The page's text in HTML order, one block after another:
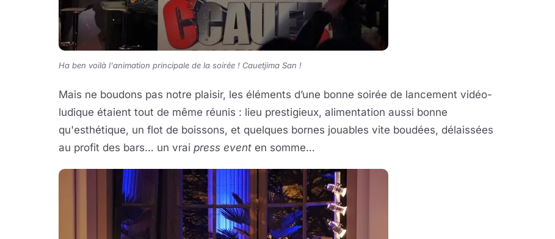
Ha ben voilà l'animation principale de la soirée ! Cauetjima San !
Mais ne boudons pas notre plaisir, les éléments d’une bonne soirée de lancement vidéo-
ludique étaient tout de même réunis : lieu prestigieux, alimentation aussi bonne
qu'esthétique, un flot de boissons, et quelques bornes jouables vite boudées, délaissées
au profit des bars… un vrai press event en somme…